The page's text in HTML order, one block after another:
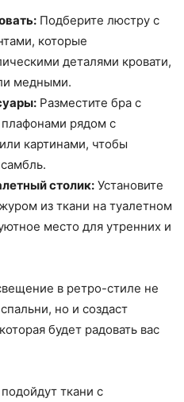
Подберите люстру с
которые
деталями кровати,
медными.
Разместите бра с
рядом с
картинами, чтобы
столик: Установите
из ткани на туалетном
место для утренних и
в ретро-стиле не
но и создаст
будет радовать вас
ткани с